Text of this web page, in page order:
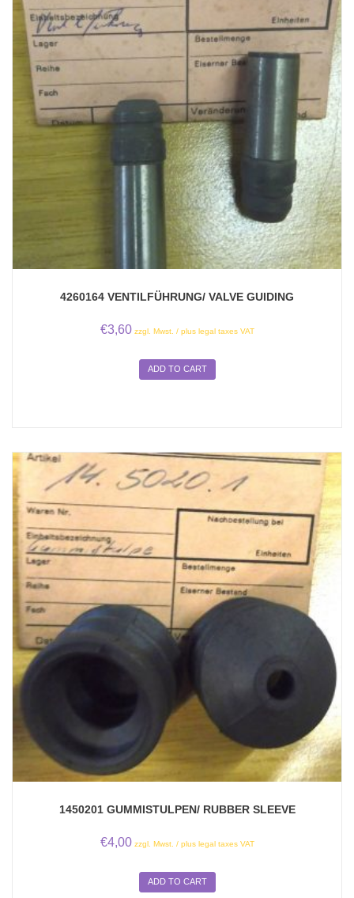
4260164 VENTILFÜHRUNG/ VALVE GUIDING
€3,60 zzgl. Mwst. / plus legal taxes VAT
ADD TO CART
1450201 GUMMISTULPEN/ RUBBER SLEEVE
€4,00 zzgl. Mwst. / plus legal taxes VAT
ADD TO CART